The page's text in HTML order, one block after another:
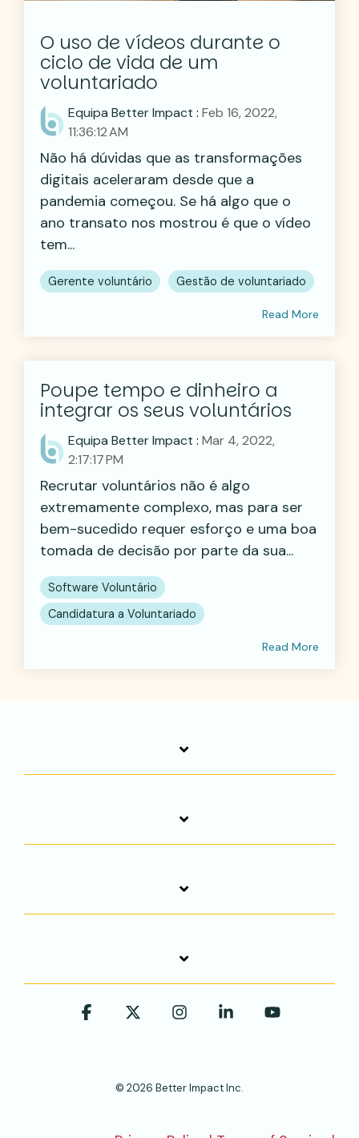
O uso de vídeos durante o
ciclo de vida de um
voluntariado
Equipa Better Impact : Feb 16, 2022,
11:36:12 AM
Não há dúvidas que as transformações
digitais aceleraram desde que a
pandemia começou. Se há algo que o
ano transato nos mostrou é que o vídeo
tem...
Gerente voluntário Gestão de voluntariado
Read More
Poupe tempo e dinheiro a
integrar os seus voluntários
Equipa Better Impact : Mar 4, 2022,
2:17:17 PM
Recrutar voluntários não é algo
extremamente complexo, mas para ser
bem-sucedido requer esforço e uma boa
tomada de decisão por parte da sua...
Software Voluntário
Candidatura a Voluntariado
Read More
© 2026 Better Impact Inc.
Facebook InstagramLinkedin